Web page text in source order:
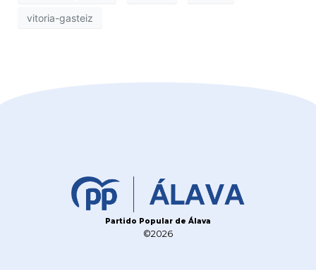
vitoria-gasteiz
Partido Popular de Álava
©2026